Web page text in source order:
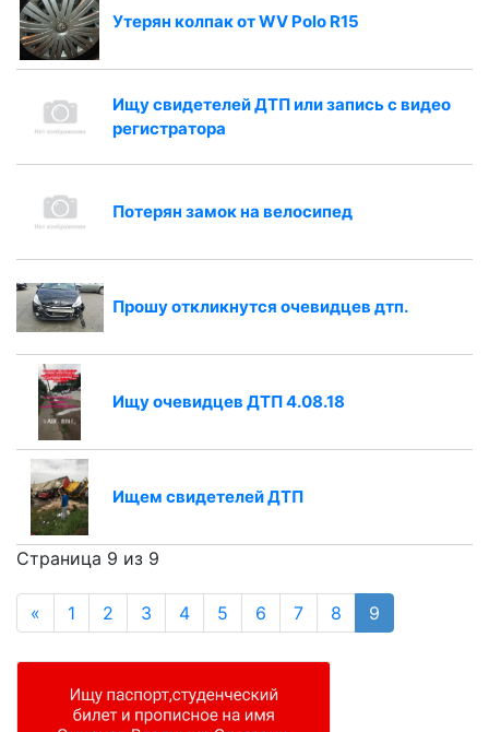
Утерян колпак от WV Polo R15
Ищу свидетелей ДТП или запись с видео
регистратора
Потерян замок на велосипед
Прошу откликнутся очевидцев дтп.
Ищу очевидцев ДТП 4.08.18
Ищем свидетелей ДТП
Страница 9 из 9
« 1 2 3 4 5 6 7 8 9